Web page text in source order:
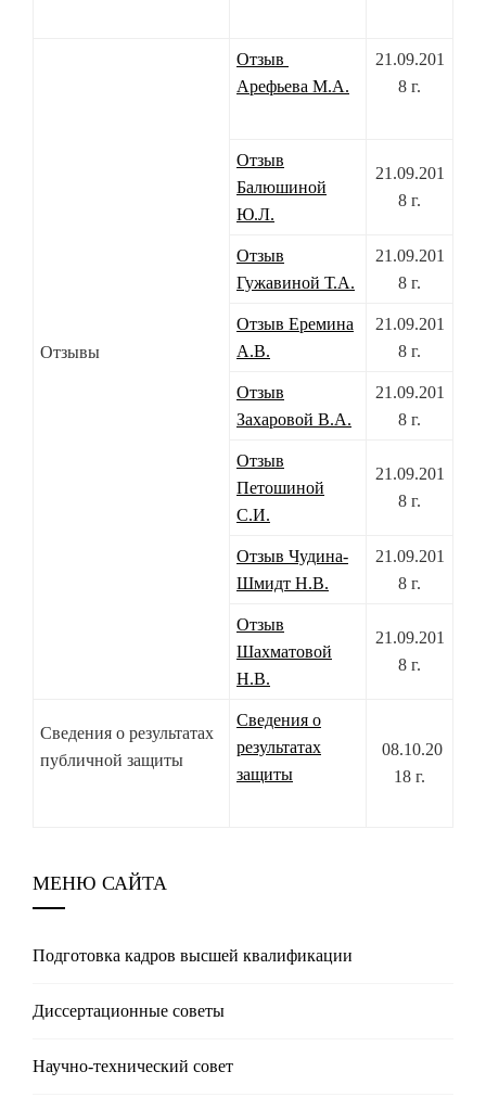
Отзывы
Отзыв
Арефьева М.А.
21.09.201
8 г.
Отзыв
Балюшиной
Ю.Л.
21.09.201
8 г.
Отзыв
Гужавиной Т.А.
21.09.201
8 г.
Отзыв Еремина
А.В.
21.09.201
8 г.
Отзыв
Захаровой В.А.
21.09.201
8 г.
Отзыв
Петошиной
С.И.
21.09.201
8 г.
Отзыв Чудина-
Шмидт Н.В.
21.09.201
8 г.
Отзыв
Шахматовой
Н.В.
21.09.201
8 г.
Сведения о результатах
публичной защиты
Сведения о
результатах
защиты
08.10.20
18 г.
МЕНЮ САЙТА
Подготовка кадров высшей квалификации
Диссертационные советы
Научно-технический совет